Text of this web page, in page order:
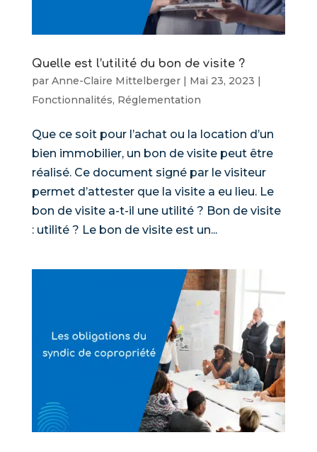
Quelle est l’utilité du bon de visite ?
par Anne-Claire Mittelberger| Mai 23, 2023
Fonctionnalités, Réglementation
Que ce soit pour l’achat ou la location d’un
bien immobilier, un bon de visite peut être
réalisé. Ce document signé par le visiteur
permet d’attester que la visite a eu lieu. Le
bon de visite a-t-il une utilité ? Bon de visite
: utilité ? Le bon de visite est un...